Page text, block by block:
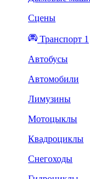
Сцены
Транспорт 1
Автобусы
Автомобили
Лимузины
Мотоцыклы
Квадроциклы
Снегоходы